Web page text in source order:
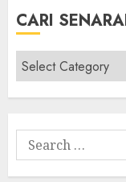
CARI
Cari
Senarai
Tumbuhan
Search
for: